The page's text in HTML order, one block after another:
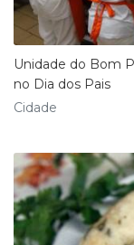
Unidade do Bom
no Dia dos Pais
Cidade